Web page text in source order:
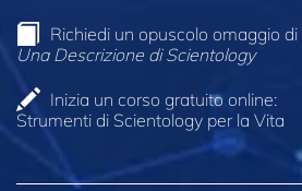
Richiedi un opuscolo omaggio di
Una Descrizione di Scientology
Inizia un corso gratuito online:
Strumenti di Scientology per la Vita